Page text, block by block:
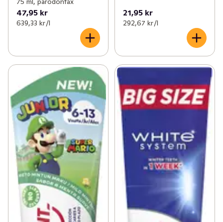
47,95 kr
639,33 kr /l
21,95 kr
292,67 kr /l